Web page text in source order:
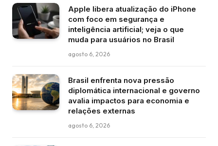
Apple libera atualização do iPhone
com foco em segurança e
inteligência artificial; veja o que
muda para usuários no Brasil
agosto 6, 2026
Brasil enfrenta nova pressão
diplomática internacional e governo
avalia impactos para economia e
relações externas
agosto 6, 2026